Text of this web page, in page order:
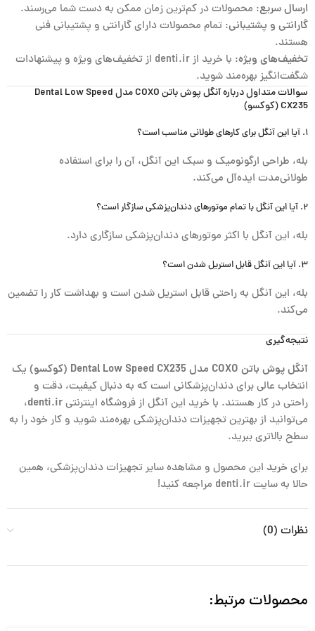
ارسال سریع: محصولات در کم‌ترین زمان ممکن به دست شما می‌رسند.
گارانتی و پشتیبانی: تمام محصولات دارای گارانتی و پشتیبانی فنی
هستند.
تخفیف‌های ویژه
: با خرید از denti.ir از تخفیف‌های ویژه و پیشنهادات
شگفت‌انگیز بهره‌مند شوید.
سوالات متداول درباره آنگل پوش باتن COXO مدل Dental Low Speed
CX235 (کوکسو)
۱. آیا این آنگل برای کارهای طولانی مناسب است؟
بله، طراحی ارگونومیک و سبک این آنگل، آن را برای استفاده
طولانی‌مدت ایده‌آل می‌کند.
۲. آیا این آنگل با تمام موتورهای دندان‌پزشکی سازگار است؟
بله، این آنگل با اکثر موتورهای دندان‌پزشکی سازگاری دارد.
۳. آیا این آنگل قابل استریل شدن است؟
بله، این آنگل به راحتی قابل استریل شدن است و بهداشت کار را تضمین
می‌کند.
نتیجه‌گیری
آنگل پوش باتن COXO مدل Dental Low Speed CX235 (کوکسو)
یک
انتخاب عالی برای دندان‌پزشکانی است که به دنبال کیفیت، دقت و
راحتی در کار هستند. با خرید این آنگل از فروشگاه اینترنتیdenti.ir،
می‌توانید از بهترین تجهیزات دندان‌پزشکی بهره‌مند شوید و کار خود را به
سطح بالاتری ببرید.
برای خرید این محصول و مشاهده سایر تجهیزات دندان‌پزشکی، همین
حالا به سایت denti.ir مراجعه کنید!
نظرات (0)
محصولات مرتبط: